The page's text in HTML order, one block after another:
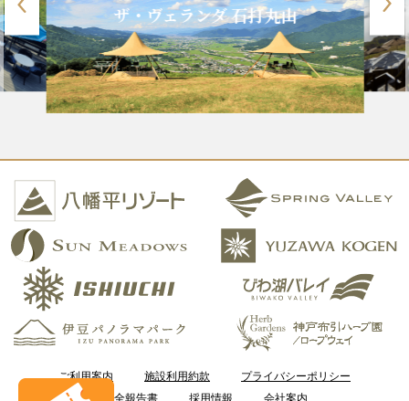
ザ・ヴェランダ 石打丸山
ご利用案内 施設利用約款
プライバシーポリシー